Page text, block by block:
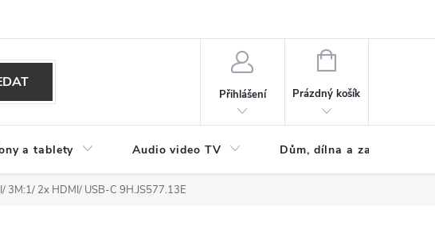
Přihlášení
NÁKUPNÍ
Prázdný košík
a tablety Audio video TV Dům, dílna a zahrada
3M:1/ 2x HDMI/ USB-C 9H.JS577.13E